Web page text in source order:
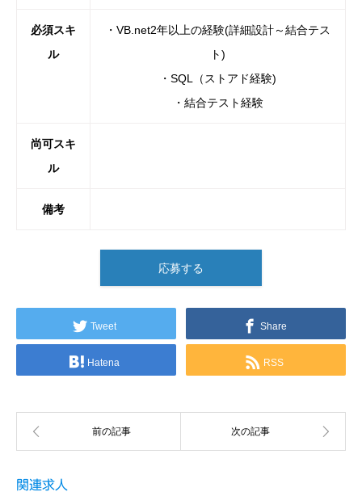
必須スキ
ル
・VB.net2年以上の経験(詳細設計～結合テス
ト)
・SQL（ストアド経験)
・結合テスト経験
尚可スキ
ル
備考
応募する
Tweet Share
Hatena RSS
関連求人